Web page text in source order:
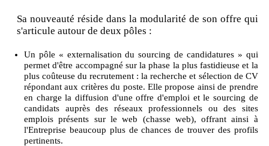
Sa nouveauté réside dans la modularité de son offre qui
s'articule autour de deux pôles :
Un pôle « externalisation du sourcing de candidatures » qui
permet d'être accompagné sur la phase la plus fastidieuse et la
plus coûteuse du recrutement : la recherche et sélection de CV
répondant aux critères du poste. Elle propose ainsi de prendre
en charge la diffusion d'une offre d'emploi et le sourcing de
candidats auprès des réseaux professionnels ou des sites
emplois présents sur le web (chasse web), offrant ainsi à
l'Entreprise beaucoup plus de chances de trouver des profils
pertinents.